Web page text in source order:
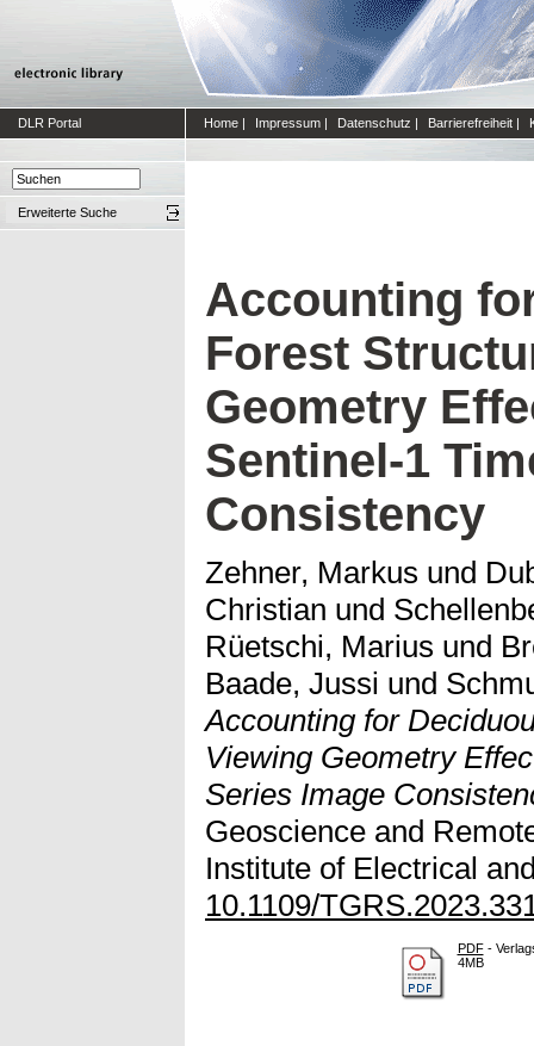
DLR Portal Home | Impressum | Datenschutz | Barrierefreiheit |
Erweiterte Suche
Accounting
Forest
Geometry
Sentinel-1
Consistency
Zehner, Markus und
Christian und
Rüetschi, Marius und
Baade, Jussi und
Accounting for
Viewing Geometry
Series Image
Geoscience and
Institute of Electrical
10.1109/
PDF-
4MB